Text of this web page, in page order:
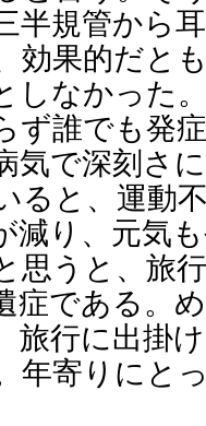
半規管から
効果的だと
しなかった
ず誰でも発
気で深刻さ
ると、運動
減り、元気
思うと、旅
症である。
旅行に出掛
年寄りにと